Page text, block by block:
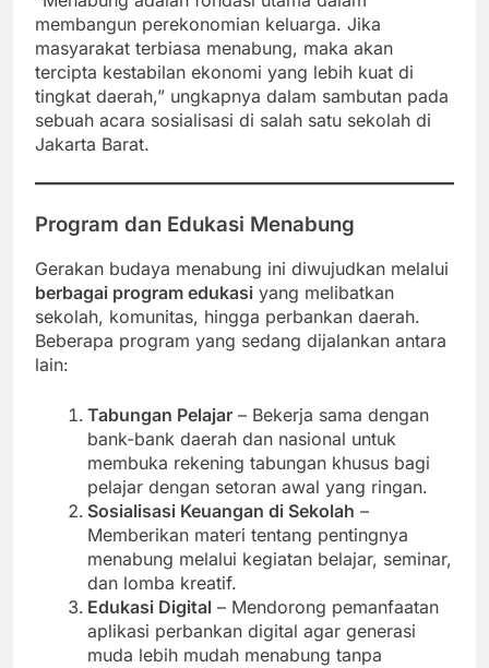
membangun perekonomian keluarga. Jika
masyarakat terbiasa menabung, maka akan
tercipta kestabilan ekonomi yang lebih kuat di
tingkat daerah,” ungkapnya dalam sambutan pada
sebuah acara sosialisasi di salah satu sekolah di
Jakarta Barat.
Program dan Edukasi Menabung
Gerakan budaya menabung ini diwujudkan melalui
berbagai program edukasi yang melibatkan
sekolah, komunitas, hingga perbankan daerah.
Beberapa program yang sedang dijalankan antara
lain:
Tabungan Pelajar – Bekerja sama dengan
bank-bank daerah dan nasional untuk
membuka rekening tabungan khusus bagi
pelajar dengan setoran awal yang ringan.
Sosialisasi Keuangan di Sekolah –
Memberikan materi tentang pentingnya
menabung melalui kegiatan belajar, seminar,
dan lomba kreatif.
Edukasi Digital – Mendorong pemanfaatan
aplikasi perbankan digital agar generasi
muda lebih mudah menabung tanpa